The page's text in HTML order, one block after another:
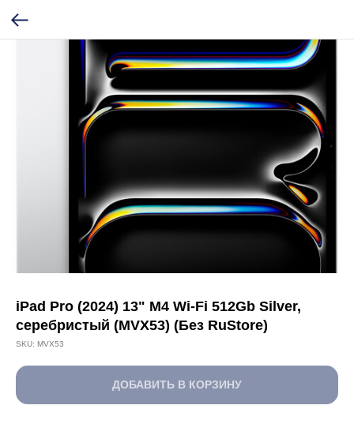
iPad Pro (2024) 13" M4 Wi-Fi 512Gb Silver,
серебристый (MVX53) (Без RuStore)
SKU: MVX53
ДОБАВИТЬ В КОРЗИНУ